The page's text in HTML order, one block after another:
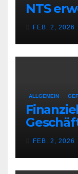
NTS
FEB. 2, 2026
ALLGEMEIN
FEB. 2, 2026